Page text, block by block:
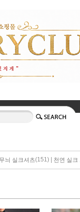
늬 실크셔츠(151) | 천연 실크